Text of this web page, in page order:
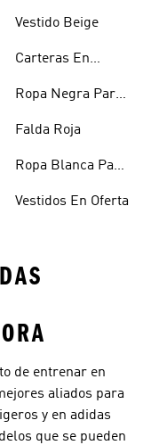
Vestido Beige
Carteras En
Ropa Negra Para
Falda Roja
Ropa Blanca Para
Vestidos En Oferta
de entrenar en
aliados para
y en adidas
que se pueden